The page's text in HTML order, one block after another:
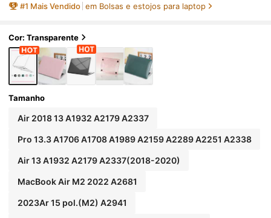
os A2485 A2442 A1466 A1369 M2, À Prova d
#1 Mais Vendido em Bolsas e estojos para laptop
Cor: Transparente
Tamanho
Air 2018 13 A1932 A2179 A2337
Pro 13.3 A1706 A1708 A1989 A2159 A2289 A2251 A2338
Air 13 A1932 A2179 A2337(2018-2020)
MacBook Air M2 2022 A2681
2023Ar 15 pol.(M2) A2941